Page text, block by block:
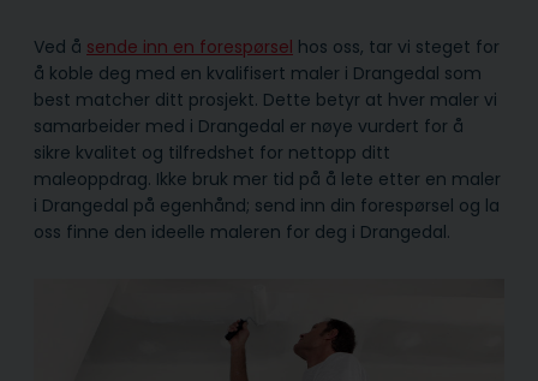
Ved å sende inn en forespørsel hos oss, tar vi steget for
å koble deg med en kvalifisert maler i Drangedal som
best matcher ditt prosjekt. Dette betyr at hver maler vi
samarbeider med i Drangedal er nøye vurdert for å
sikre kvalitet og tilfredshet for nettopp ditt
maleoppdrag. Ikke bruk mer tid på å lete etter en maler
i Drangedal på egenhånd; send inn din forespørsel og la
oss finne den ideelle maleren for deg i Drangedal.